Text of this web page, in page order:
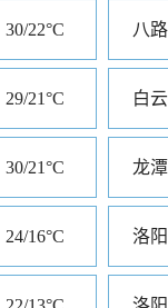
30/22°C
29/21°C 白
30/21°C 龙
24/16°C 洛